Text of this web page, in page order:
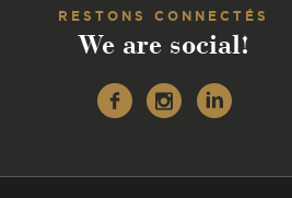
RESTONS CONNECTÉS
We are social!